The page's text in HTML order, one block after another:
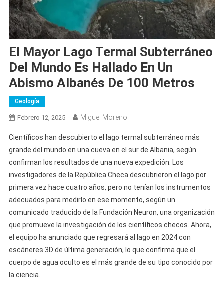
El Mayor Lago Termal Subterráneo
Del Mundo Es Hallado En Un
Abismo Albanés De 100 Metros
Geología
Febrero 12, 2025 Miguel Moreno
Científicos han descubierto el lago termal subterráneo más
grande del mundo en una cueva en el sur de Albania, según
confirman los resultados de una nueva expedición. Los
investigadores de la República Checa descubrieron el lago por
primera vez hace cuatro años, pero no tenían los instrumentos
adecuados para medirlo en ese momento, según un
comunicado traducido de la Fundación Neuron, una organización
que promueve la investigación de los científicos checos. Ahora,
el equipo ha anunciado que regresará al lago en 2024 con
escáneres 3D de última generación, lo que confirma que el
cuerpo de agua oculto es el más grande de su tipo conocido por
la ciencia.